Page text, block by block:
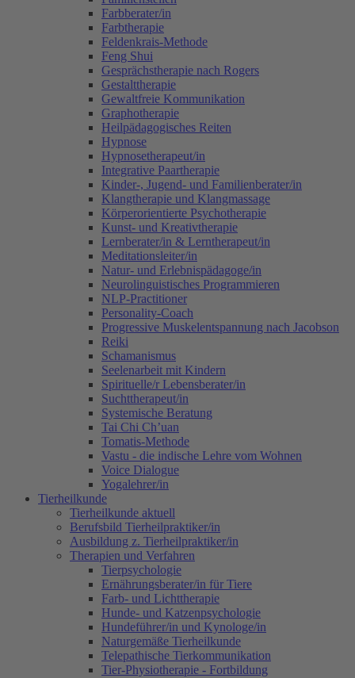
Farbberater/in
Farbtherapie
Feldenkrais-Methode
Feng Shui
Gesprächstherapie nach Rogers
Gestalttherapie
Gewaltfreie Kommunikation
Graphotherapie
Heilpädagogisches Reiten
Hypnose
Hypnosetherapeut/in
Integrative Paartherapie
Kinder-, Jugend- und Familienberater/in
Klangtherapie und Klangmassage
Körperorientierte Psychotherapie
Kunst- und Kreativtherapie
Lernberater/in & Lerntherapeut/in
Meditationsleiter/in
Natur- und Erlebnispädagoge/in
Neurolinguistisches Programmieren
NLP-Practitioner
Personality-Coach
Progressive Muskelentspannung nach Jacobson
Reiki
Schamanismus
Seelenarbeit mit Kindern
Spirituelle/r Lebensberater/in
Suchttherapeut/in
Systemische Beratung
Tai Chi Ch’uan
Tomatis-Methode
Vastu - die indische Lehre vom Wohnen
Voice Dialogue
Yogalehrer/in
Tierheilkunde
Tierheilkunde aktuell
Berufsbild Tierheilpraktiker/in
Ausbildung z. Tierheilpraktiker/in
Therapien und Verfahren
Tierpsychologie
Ernährungsberater/in für Tiere
Farb- und Lichttherapie
Hunde- und Katzenpsychologie
Hundeführer/in und Kynologe/in
Naturgemäße Tierheilkunde
Telepathische Tierkommunikation
Tier-Physiotherapie - Fortbildung